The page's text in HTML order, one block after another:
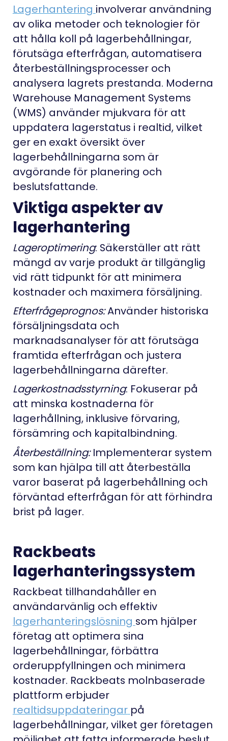
Lagerhantering involverar användning
av olika metoder och teknologier för
att hålla koll på lagerbehållningar,
förutsäga efterfrågan, automatisera
återbeställningsprocesser och
analysera lagrets prestanda. Moderna
Warehouse Management Systems
(WMS) använder mjukvara för att
uppdatera lagerstatus i realtid, vilket
ger en exakt översikt över
lagerbehållningarna som är
avgörande för planering och
beslutsfattande.
Viktiga aspekter av
lagerhantering
Lageroptimering: Säkerställer att rätt
mängd av varje produkt är tillgänglig
vid rätt tidpunkt för att minimera
kostnader och maximera försäljning.
Efterfrågeprognos:Använder historiska
försäljningsdata och
marknadsanalyser för att förutsäga
framtida efterfrågan och justera
lagerbehållningarna därefter.
Lagerkostnadsstyrning: Fokuserar på
att minska kostnaderna för
lagerhållning, inklusive förvaring,
försämring och kapitalbindning.
Återbeställning:Implementerar system
som kan hjälpa till att återbeställa
varor baserat på lagerbehållning och
förväntad efterfrågan för att förhindra
brist på lager.
Rackbeats
lagerhanteringssystem
Rackbeat tillhandahåller en
användarvänlig och effektiv
lagerhanteringslösning som hjälper
företag att optimera sina
lagerbehållningar, förbättra
orderuppfyllningen och minimera
kostnader. Rackbeats molnbaserade
plattform erbjuder
realtidsuppdateringar på
lagerbehållningar, vilket ger företagen